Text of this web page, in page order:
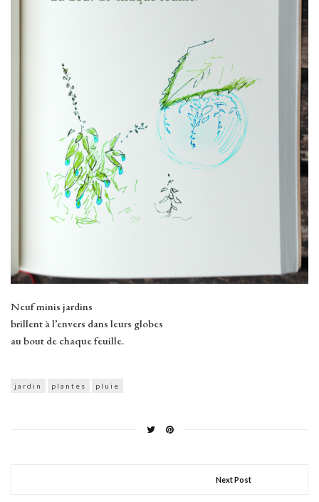
Neuf minis jardins
brillent à l’envers dans leurs globes
au bout de chaque feuille.
jardin plantes pluie
Next Post